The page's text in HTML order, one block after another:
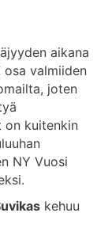
aikana
osa valmiiden
joten
on kuitenkin
NY Vuosi
kehuu